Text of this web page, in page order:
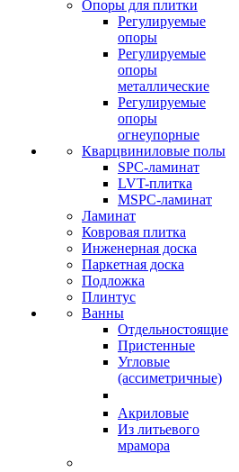
Опоры для плитки
Регулируемые
опоры
Регулируемые
опоры
металлические
Регулируемые
опоры
огнеупорные
Кварцвиниловые полы
SPC-ламинат
LVT-плитка
MSPC-ламинат
Ламинат
Ковровая плитка
Инженерная доска
Паркетная доска
Подложка
Плинтус
Ванны
Отдельностоящие
Пристенные
Угловые
(ассиметричные)
Акриловые
Из литьевого
мрамора